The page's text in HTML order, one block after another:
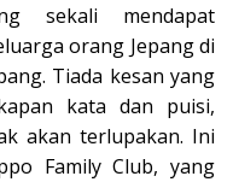
sekali mendapat
orang Jepang di
Tiada kesan yang
kata dan puisi,
akan terlupakan. Ini
Family Club, yang